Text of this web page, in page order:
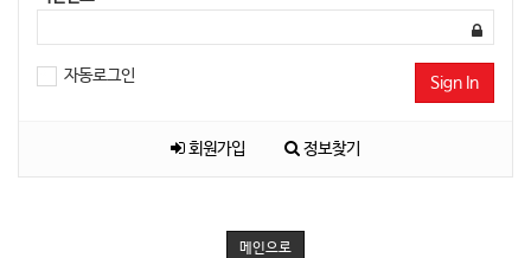
자동로그인 Sign In
회원가입 정보찾기
메인으로